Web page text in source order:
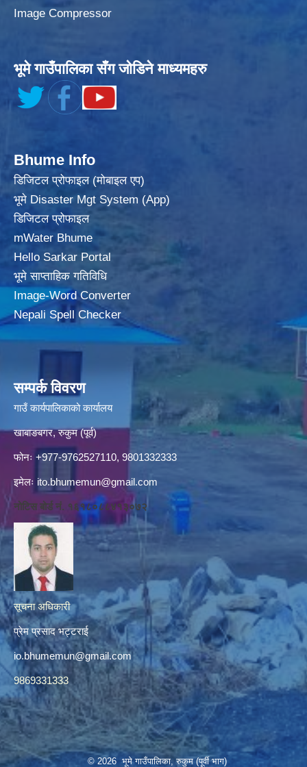
Image Compressor
भूमे गाउँपालिका सँग जोडिने माध्यमहरु
Bhume Info
डिजिटल प्रोफाइल (मोबाइल एप)
भूमे Disaster Mgt System (App)
डिजिटल प्रोफाइल
mWater Bhume
Hello Sarkar Portal
भूमे साप्ताहिक गतिविधि
Image-Word Converter
Nepali Spell Checker
सम्पर्क विवरण
गाउँ कार्यपालिकाको कार्यालय
खाबाङबगर, रुकुम (पूर्व)
फोनः +977-9762527110, 9801332333
इमेलः ito.bhumemun@gmail.com
नोटिस बोर्ड नं. १६१८०८८४१३०७२
सूचना अधिकारी
प्रेम प्रसाद भट्टराई
io.bhumemun@gmail.com
9869331333
© 2026 भूमे गाउँपालिका, रुकुम (पूर्वी भाग)